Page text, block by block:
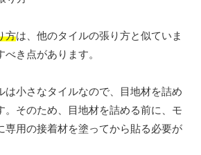
方は、他のタイルの張り方と似ていま
き点があります。
は小さなタイルなので、目地材を詰め
。そのため、目地材を詰める前に、モ
専用の接着材を塗ってから貼る必要が